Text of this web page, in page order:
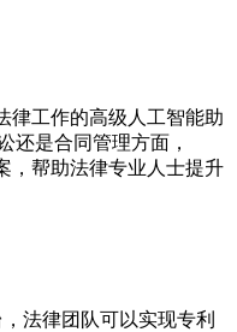
律工作的高级人工智能助
还是合同管理方面，
，帮助法律专业人士提升
法律团队可以实现专利